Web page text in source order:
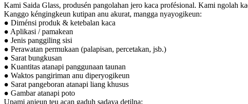
Kami Saida Glass, produsén pangolahan jero kaca profésional. Kami ngolah
Kanggo kéngingkeun kutipan anu akurat, mangga nyayogikeun:
● Diménsi produk & ketebalan kaca
● Aplikasi / pamakean
● Jenis panggiling sisi
● Perawatan permukaan (palapisan, percetakan, jsb.)
● Sarat bungkusan
● Kuantitas atanapi panggunaan taunan
● Waktos pangiriman anu diperyogikeun
● Sarat pangeboran atanapi liang khusus
● Gambar atanapi poto
Upami anjeun teu acan gaduh sadaya detilna: